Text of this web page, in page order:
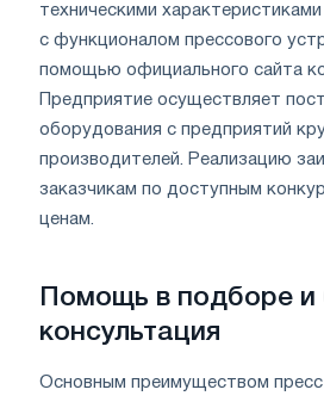
техническими
с функционалом прессового
помощью официального сайта
Предприятие осуществляет
оборудования с предприятий
производителей. Реализацию
заказчикам по доступным
ценам.
Помощь в подборе и
консультация
Основным преимуществом пресс